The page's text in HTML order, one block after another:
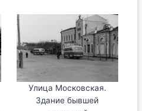
Улица Московская.
Здание бывшей